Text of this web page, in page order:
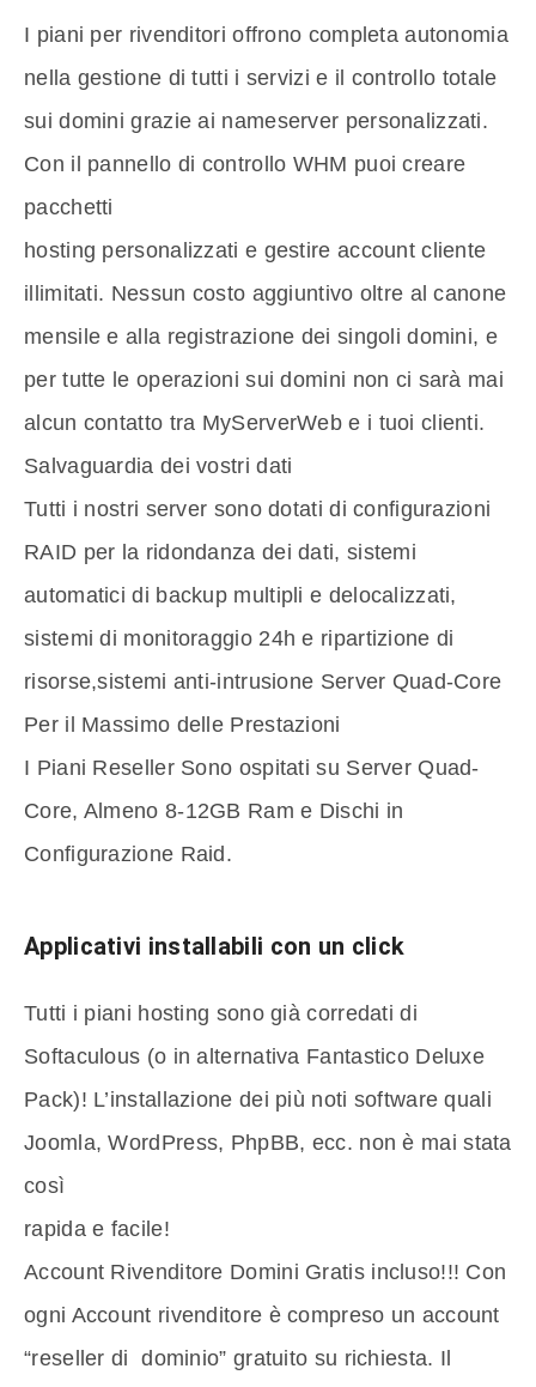
I piani per rivenditori offrono completa autonomia
nella gestione di tutti i servizi e il controllo totale
sui domini grazie ai nameserver personalizzati.
Con il pannello di controllo WHM puoi creare
pacchetti
hosting personalizzati e gestire account cliente
illimitati. Nessun costo aggiuntivo oltre al canone
mensile e alla registrazione dei singoli domini, e
per tutte le operazioni sui domini non ci sarà mai
alcun contatto tra MyServerWeb e i tuoi clienti.
Salvaguardia dei vostri dati
Tutti i nostri server sono dotati di configurazioni
RAID per la ridondanza dei dati, sistemi
automatici di backup multipli e delocalizzati,
sistemi di monitoraggio 24h e ripartizione di
risorse,sistemi anti-intrusione Server Quad-Core
Per il Massimo delle Prestazioni
I Piani Reseller Sono ospitati su Server Quad-
Core, Almeno 8-12GB Ram e Dischi in
Configurazione Raid.
Applicativi installabili con un click
Tutti i piani hosting sono già corredati di
Softaculous (o in alternativa Fantastico Deluxe
Pack)! L’installazione dei più noti software quali
Joomla, WordPress, PhpBB, ecc. non è mai stata
così
rapida e facile!
Account Rivenditore Domini Gratis incluso!!! Con
ogni Account rivenditore è compreso un account
“reseller di dominio” gratuito su richiesta. Il